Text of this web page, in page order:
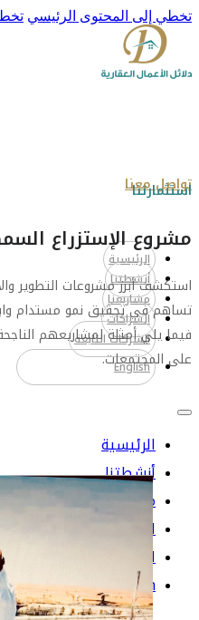
تخطي إلى المحتوى الرئيسي
تواصل معنا
الرئيسية
أنشطتنا
مشاريعنا
الشراكات
الشركات التابعة
English
الرئيسية
أنشطتنا
مشاريعنا
الشراكات
الشركات التابعة
English
استثمارتنا
مشروع الإستزراع
استكشف أبرز مشروعات التطوير
تساهم في تحقيق نمو مستدام
فيما يلي أمثلة لمشاريعهم
على المجتمعات.